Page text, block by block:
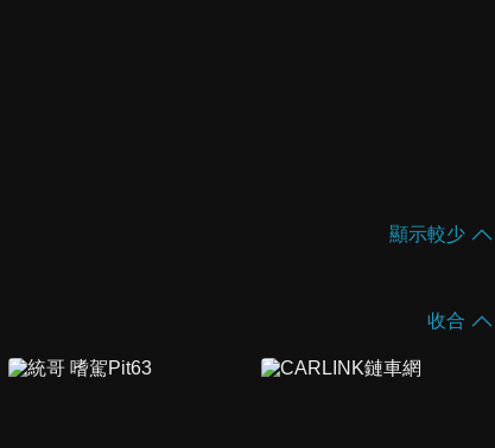
顯示較少
收合